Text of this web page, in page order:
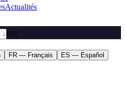
Actualités
ESC
FR — Français
ES — Español